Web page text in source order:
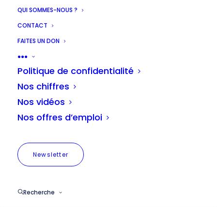
QUI SOMMES-NOUS ?
CONTACT
FAITES UN DON
●●●
Politique de confidentialité
Nos chiffres
Nos vidéos
Nos offres d’emploi
Newsletter
Recherche
La LEZ à Bruxelles